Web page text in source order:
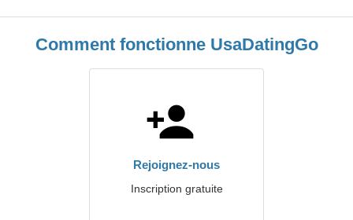
Comment fonctionne UsaDatingGo
Rejoignez-nous
Inscription gratuite